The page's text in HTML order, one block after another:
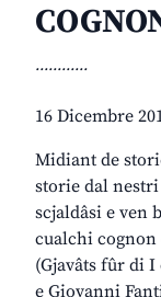
............
16 Dicembre
Midiant de
storie dal
scjaldâsi e ven
cualchi
(Gjavâts fûr di
e Giovanni